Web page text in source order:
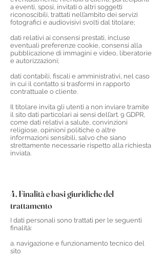
a eventi, sposi, invitati o altri soggetti
riconoscibili, trattati nell’ambito dei servizi
fotografici e audiovisivi svolti dal titolare;
dati relativi ai consensi prestati, incluse
eventuali preferenze cookie, consensi alla
pubblicazione di immagini e video, liberatorie
e autorizzazioni;
dati contabili, fiscali e amministrativi, nel caso
in cui il contatto si trasformi in rapporto
contrattuale o cliente.
Il titolare invita gli utenti a non inviare tramite
il sito dati particolari ai sensi dell’art. 9 GDPR,
come dati relativi a salute, convinzioni
religiose, opinioni politiche o altre
informazioni sensibili, salvo che siano
strettamente necessarie rispetto alla richiesta
inviata.
4. Finalità e basi giuridiche del
trattamento
I dati personali sono trattati per le seguenti
finalità:
a. navigazione e funzionamento tecnico del
sito